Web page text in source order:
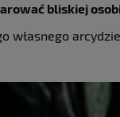
bliskiej
własnego